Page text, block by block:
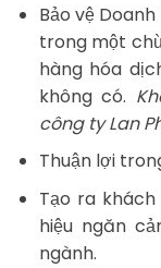
Bảo vệ
trong một
hàng hóa
không có.
công ty Lan
Thuận lợi
Tạo ra
hiệu ngăn
ngành.